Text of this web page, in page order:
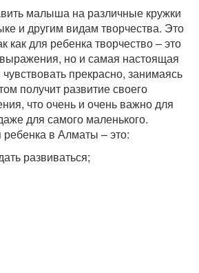
малыша на различные кружки
и другим видам творчества. Это
как для ребенка творчество – это
но и самая настоящая
прекрасно, занимаясь
получит развитие своего
что очень и очень важно для
для самого маленького.
в Алматы – это:
развиваться;